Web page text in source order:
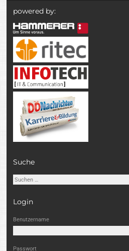
powered by:
Suche
Suchen
Login
Benutzername
Passwort